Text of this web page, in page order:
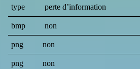
type perte d’information
bmp non
png non
png non